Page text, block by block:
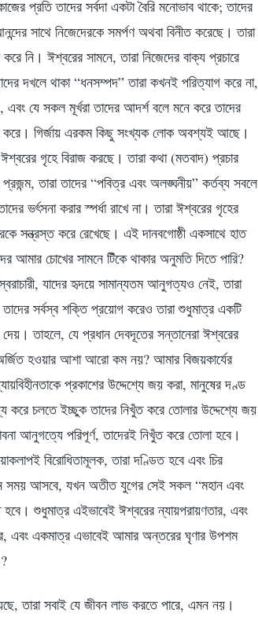
প্রতি তাদের সর্বদা একটা বৈরি মনোভাব থাকে; তাদের
সাথে নিজেদেরকে সমর্পণ অথবা বিনীত করেছে। তারা
নি। ঈশ্বরের সামনে, তারা নিজেদের বাক্য প্রচারে
দখলে থাকা “ধনসম্পদ” তারা কখনই পরিত্যাগ করে না,
এবং যে সকল মূর্খরা তাদের আদর্শ বলে মনে করে তাদের
করে। গির্জায় এরকম কিছু সংখ্যক লোক অবশ্যই আছে।
গৃহে বিরাজ করছে। তারা কথা (মতবাদ) প্রচার
তারা তাদের “পবিত্র এবং অলঙ্ঘনীয়” কর্তব্য সবলে
ভর্ৎসনা করার স্পর্ধা রাখে না। তারা ঈশ্বরের গৃহের
সন্ত্রস্ত করে রেখেছে। এই দানবগোষ্ঠী একসাথে হাত
চোখের সামনে টিঁকে থাকার অনুমতি দিতে পারি?
যাদের হৃদয়ে সামান্যতম আনুগত্যও নেই, তারা
সর্বস্ব শক্তি প্রয়োগ করেও তারা শুধুমাত্র একটি
তাহলে, যে প্রধান দেবদূতের সন্তানেরা ঈশ্বরের
হওয়ার আশা আরো কম নয়? আমার বিজয়কার্যের
প্রকাশের উদ্দেশ্যে জয় করা, মানুষের দণ্ড
করে চলতে ইচ্ছুক তাদের নিখুঁত করে তোলার উদ্দেশ্যে জয়
আনুগত্যে পরিপূর্ণ, তাদেরই নিখুঁত করে তোলা হবে।
বিরোধিতামূলক, তারা দণ্ডিত হবে এবং চির
সময় আসবে, যখন অতীত যুগের সেই সকল “মহান এবং
শুধুমাত্র এইভাবেই ঈশ্বরের ন্যায়পরায়ণতার, এবং
এবং একমাত্র এভাবেই আমার অন্তরের ঘৃণার উপশম
তারা সবাই যে জীবন লাভ করতে পারে, এমন নয়।